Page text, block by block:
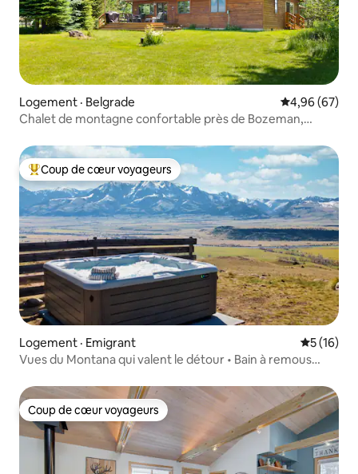
Logement · Belgrade Note
4,96 (67)
Chalet de montagne confortable près de Bozeman,
Coup de cœur voyageurs parmi les plus aimés
Coup de cœur voyageurs
Logement · Emigrant Note
5 (16)
Vues du Montana qui valent le détour • Bain à remous
Coup de cœur voyageurs
Coup de cœur voyageurs